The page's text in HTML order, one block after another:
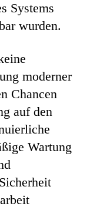
Systems
wurden.
moderner
Chancen
auf den
Wartung